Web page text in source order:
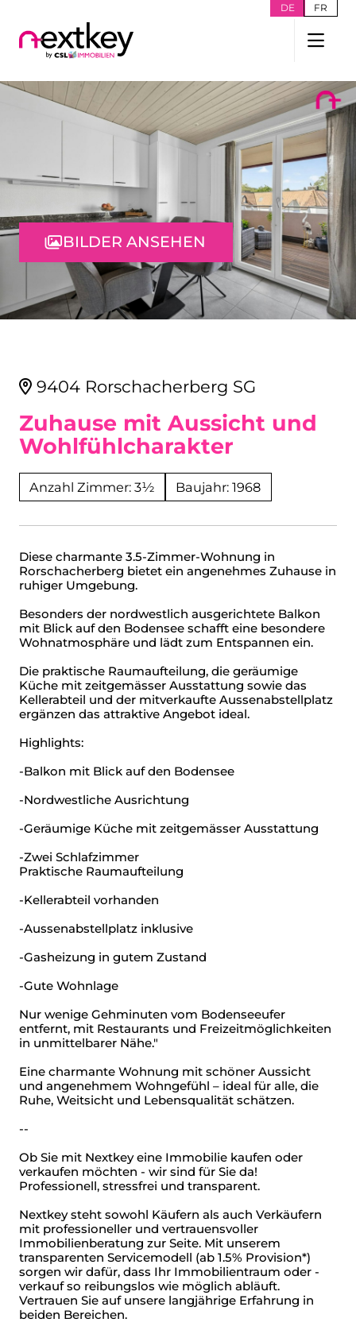
DE FR
BILDER ANSEHEN
9404 Rorschacherberg SG
Zuhause mit Aussicht und
Wohlfühlcharakter
Anzahl Zimmer: 3½ Baujahr: 1968
Diese charmante 3.5-Zimmer-Wohnung in
Rorschacherberg bietet ein angenehmes Zuhause in
ruhiger Umgebung.
Besonders der nordwestlich ausgerichtete Balkon
mit Blick auf den Bodensee schafft eine besondere
Wohnatmosphäre und lädt zum Entspannen ein.
Die praktische Raumaufteilung, die geräumige
Küche mit zeitgemässer Ausstattung sowie das
Kellerabteil und der mitverkaufte Aussenabstellplatz
ergänzen das attraktive Angebot ideal.
Highlights:
-Balkon mit Blick auf den Bodensee
-Nordwestliche Ausrichtung
-Geräumige Küche mit zeitgemässer Ausstattung
-Zwei Schlafzimmer
Praktische Raumaufteilung
-Kellerabteil vorhanden
-Aussenabstellplatz inklusive
-Gasheizung in gutem Zustand
-Gute Wohnlage
Nur wenige Gehminuten vom Bodenseeufer
entfernt, mit Restaurants und Freizeitmöglichkeiten
in unmittelbarer Nähe."
Eine charmante Wohnung mit schöner Aussicht
und angenehmem Wohngefühl – ideal für alle, die
Ruhe, Weitsicht und Lebensqualität schätzen.
--
Ob Sie mit Nextkey eine Immobilie kaufen oder
verkaufen möchten - wir sind für Sie da!
Professionell, stressfrei und transparent.
Nextkey steht sowohl Käufern als auch Verkäufern
mit professioneller und vertrauensvoller
Immobilienberatung zur Seite. Mit unserem
transparenten Servicemodell (ab 1.5% Provision*)
sorgen wir dafür, dass Ihr Immobilientraum oder -
verkauf so reibungslos wie möglich abläuft.
Vertrauen Sie auf unsere langjährige Erfahrung in
beiden Bereichen.